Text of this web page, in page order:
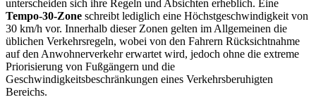
unterscheiden sich ihre Regeln und Absichten erheblich. Eine
Tempo-30-Zone schreibt lediglich eine Höchstgeschwindigkeit von
30 km/h vor. Innerhalb dieser Zonen gelten im Allgemeinen die
üblichen Verkehrsregeln, wobei von den Fahrern Rücksichtnahme
auf den Anwohnerverkehr erwartet wird, jedoch ohne die extreme
Priorisierung von Fußgängern und die
Geschwindigkeitsbeschränkungen eines Verkehrsberuhigten
Bereichs.